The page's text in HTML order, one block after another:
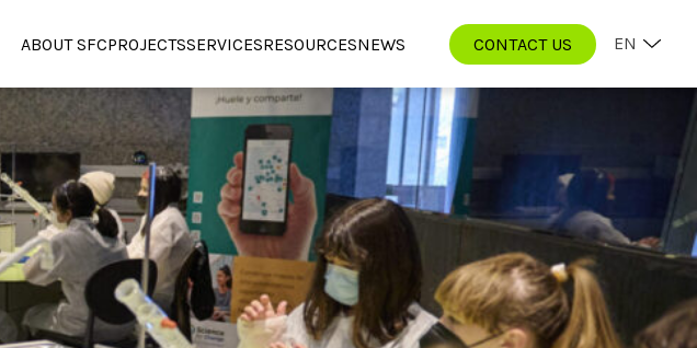
ABOUT SFCPROJECTSSERVICESRESOURCESNEWS CONTACT US EN